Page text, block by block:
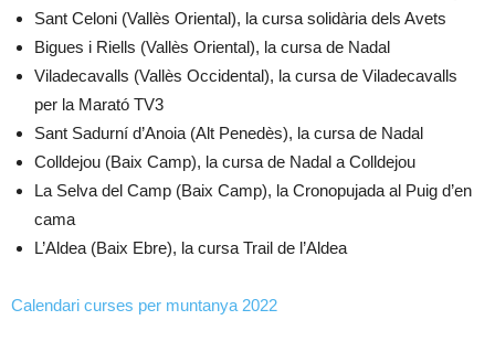
Sant Celoni (Vallès Oriental), la cursa solidària dels Avets
Bigues i Riells (Vallès Oriental), la cursa de Nadal
Viladecavalls (Vallès Occidental), la cursa de Viladecavalls
per la Marató TV3
Sant Sadurní d’Anoia (Alt Penedès), la cursa de Nadal
Colldejou (Baix Camp), la cursa de Nadal a Colldejou
La Selva del Camp (Baix Camp), la Cronopujada al Puig d’en
cama
L’Aldea (Baix Ebre), la cursa Trail de l’Aldea
Calendari curses per muntanya 2022